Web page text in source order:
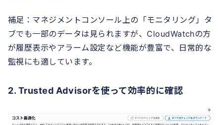
補足：マネジメントコンソール上の「モニタリング」タ
ブでも一部のデータは見られますが、CloudWatchの方
が履歴表示やアラーム設定など機能が豊富で、日常的な
監視にも適しています。
2. Trusted Advisorを使って効率的に確認